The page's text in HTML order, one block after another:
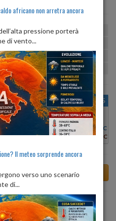
19º max:28º U:
29º max:30º
24º max:32º U:67% 86%
19º max:22º U:87%
12
29°C
31°C
GIO 13
Max:30°C
VEN 14
Min:28°C
Max:30°C
SAB 15
29°C
Max:31°C
Le Nocelle tra 4 giorni
africano non arretra ancora
pressione porterà
di vento...
Il meteo sorprende ancora
verso uno scenario
di...